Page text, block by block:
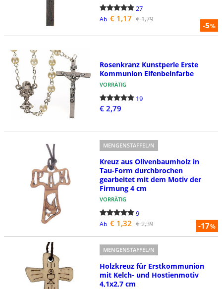
-5%
27
Ab € 1,17 € 1,79
Rosenkranz Kunstperle Erste
Kommunion Elfenbeinfarbe
VORRÄTIG
19
€ 2,79
-17%
MENGENSTAFFEL/N
Kreuz aus Olivenbaumholz in
Tau-Form durchbrochen
gearbeitet mit dem Motiv der
Firmung 4 cm
VORRÄTIG
9
Ab € 1,32 € 2,39
MENGENSTAFFEL/N
Holzkreuz für Erstkommunion
mit Kelch- und Hostienmotiv
4,1x2,7 cm